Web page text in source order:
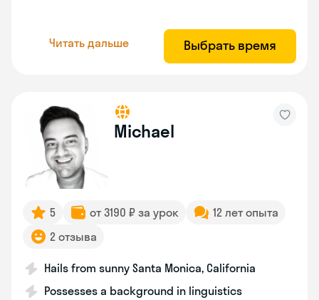
Читать дальше Выбрать время
Michael
5 от 3190 ₽ за урок
12 лет опыта
2 отзыва
Hails from sunny Santa Monica, California
Possesses a background in linguistics